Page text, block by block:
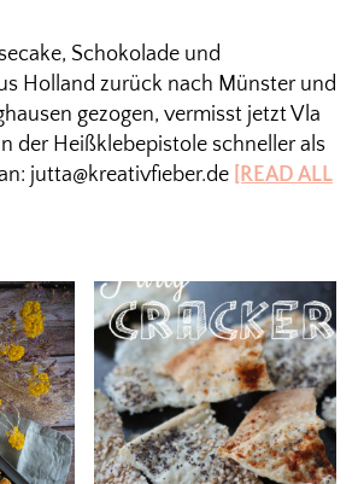
Schokolade und
Holland zurück nach Münster und
gezogen, vermisst jetzt Vla
der Heißklebepistole schneller als
jutta@kreativfieber.de [READ ALL